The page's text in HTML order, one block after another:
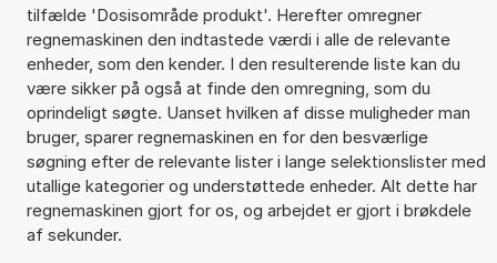
tilfælde 'Dosisområde produkt'. Herefter omregner
regnemaskinen den indtastede værdi i alle de relevante
enheder, som den kender. I den resulterende liste kan du
være sikker på også at finde den omregning, som du
oprindeligt søgte. Uanset hvilken af disse muligheder man
bruger, sparer regnemaskinen en for den besværlige
søgning efter de relevante lister i lange selektionslister med
utallige kategorier og understøttede enheder. Alt dette har
regnemaskinen gjort for os, og arbejdet er gjort i brøkdele
af sekunder.